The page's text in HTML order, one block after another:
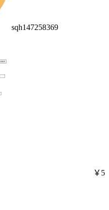
sqh147258369
￥5